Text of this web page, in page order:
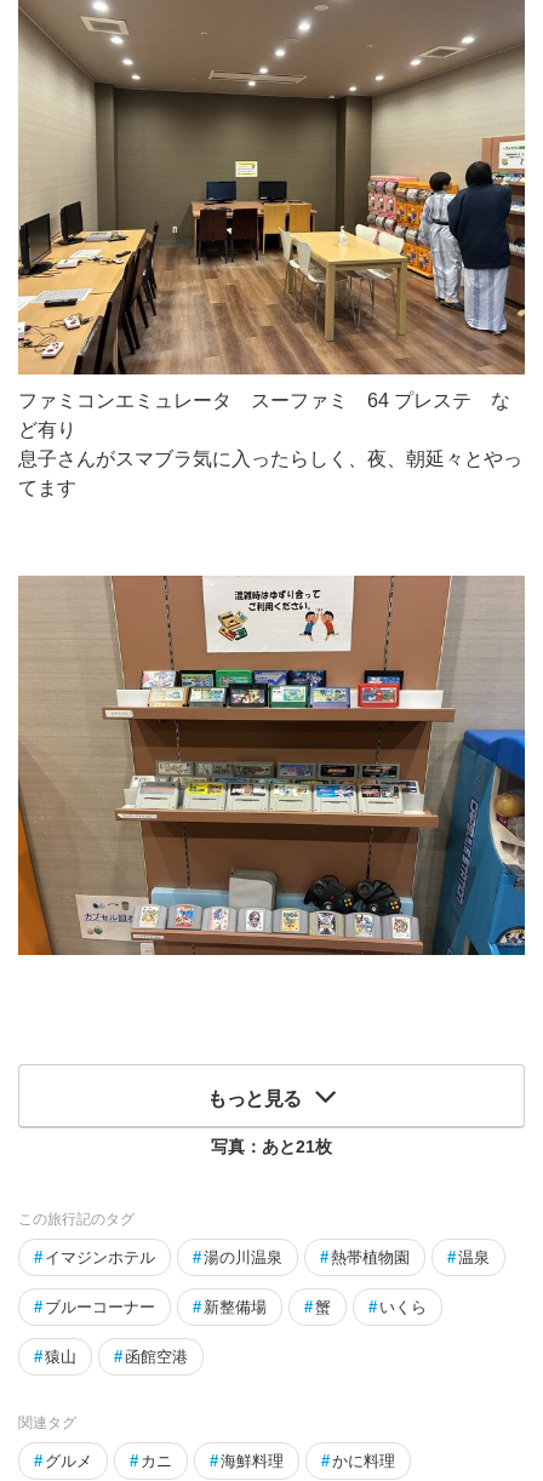
ファミコンエミュレータ スーファミ 64 プレステ な
ど有り
息子さんがスマブラ気に入ったらしく、夜、朝延々とやっ
てます
もっと見る
写真：あと21枚
この旅行記のタグ
# イマジンホテル #湯の川温泉 #熱帯植物園 #温泉
# ブルーコーナー # 新整備場 #蟹 # いくら
#猿山 #函館空港
関連タグ
# グルメ # カニ #海鮮料理 #かに料理